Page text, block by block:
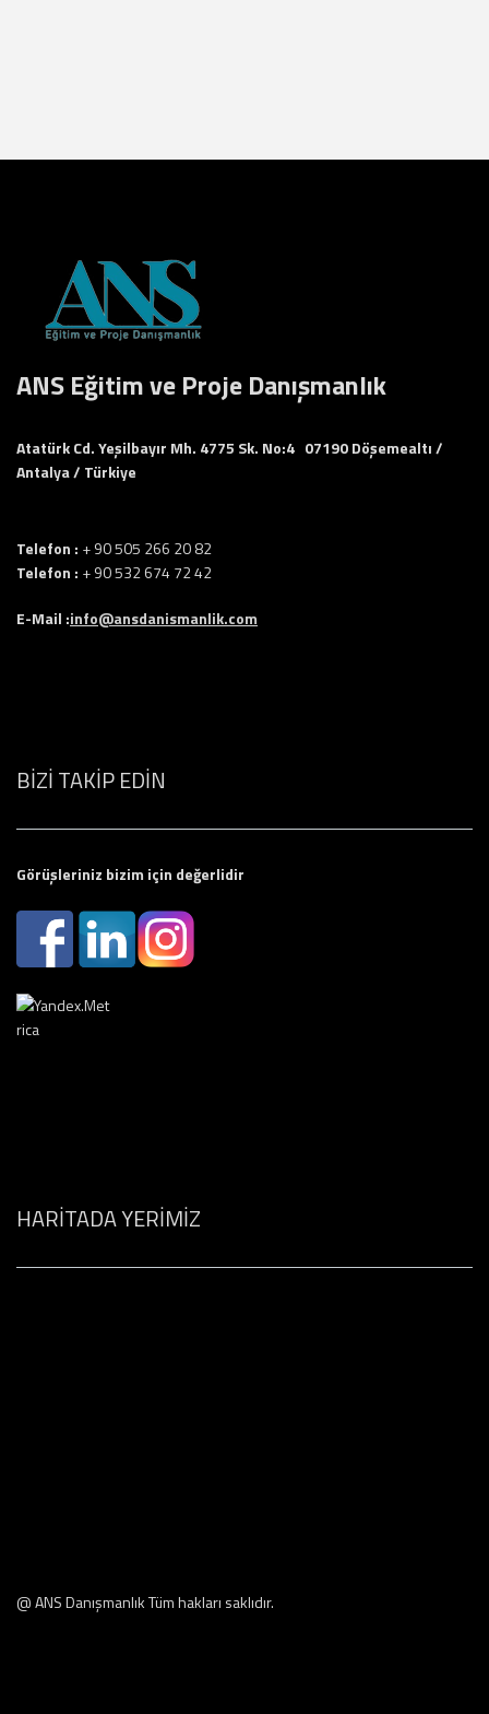
ANS Eğitim ve Proje Danışmanlık
Atatürk Cd. Yeşilbayır Mh. 4775 Sk. No:4 07190 Döşemealtı /
Antalya / Türkiye
Telefon : + 90 505 266 20 82
Telefon : + 90 532 674 72 42
E-Mail :info@ansdanismanlik.com
BİZİ TAKİP EDİN
Görüşleriniz bizim için değerlidir
HARİTADA YERİMİZ
@ ANS Danışmanlık Tüm hakları saklıdır.